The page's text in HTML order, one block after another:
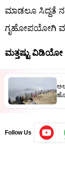
ಮಾಡಲೂ ಸಿದ್ದತೆ
ಗೃಹೋಪಯೋಗಿ
ಮತ್ತಷ್ಟು
Follow Us